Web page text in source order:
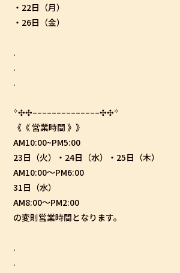
・22日（月）
・26日（金）
.
.
.
꙳✣✣­­–­­–­­–­­–­­–­­–­­–­­–­­–­­–­­–­­–­­–­­–✣✣꙳
《《 営業時間 》》
AM10:00~PM5:00
23日（火）・24日（水）・25日（木）
AM10:00〜PM6:00
31日（水）
AM8:00〜PM2:00
の変則営業時間となります。
.
.